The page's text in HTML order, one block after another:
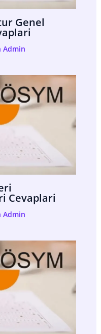
Genel
Admin
Cevaplari
Admin